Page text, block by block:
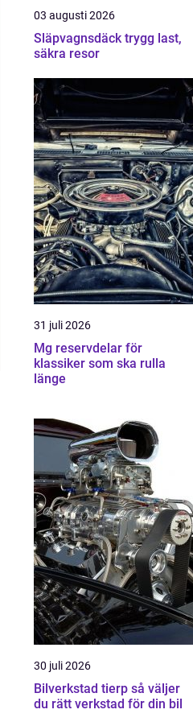
03 augusti 2026
Släpvagnsdäck trygg last,
säkra resor
31 juli 2026
Mg reservdelar för
klassiker som ska rulla
länge
30 juli 2026
Bilverkstad tierp så väljer
du rätt verkstad för din bil